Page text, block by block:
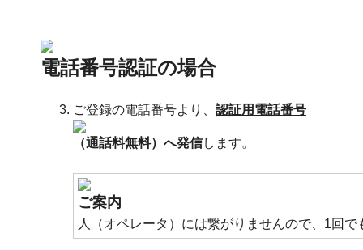
電話番号認証の場合
ご登録の電話番号より、 認証用電話番号
（通話料無料）へ発信します。
ご案内
人（オペレータ）には繋がりませんので、1回